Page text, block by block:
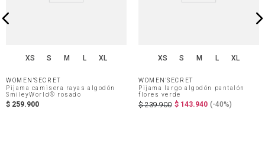
XS S M L XL
WOMEN'SECRET
Pijama camisera rayas algodón
SmileyWorld® rosado
$ 259.900
XS S M L XL
WOMEN'SECRET
Pijama largo algodón pantalón
flores verde
$ 239.900 $ 143.940 (-40%)